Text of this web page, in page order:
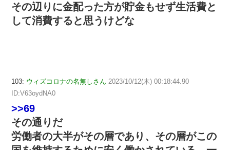
その辺りに金配った方が貯金もせず生活費と
して消費すると思うけどな
103: ウィズコロナの名無しさん 2023/10/12(木) 00:18:44.90
ID:V63oydNA0
>>69
その通りだ
労働者の大半がその層であり、その層がこの